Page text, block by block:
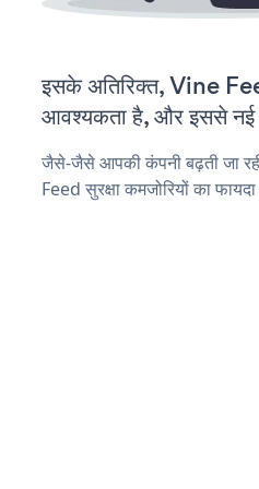
इसके अतिरिक्त, Vine
आवश्यकता है, और इससे नई
जैसे-जैसे आपकी कंपनी बढ़ती जा
Feed सुरक्षा कमजोरियों का